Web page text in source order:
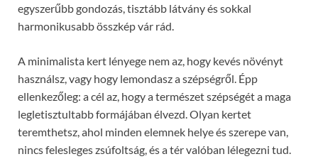
egyszerűbb gondozás, tisztább látvány és sokkal
harmonikusabb összkép vár rád.
A minimalista kert lényege nem az, hogy kevés növényt
használsz, vagy hogy lemondasz a szépségről. Épp
ellenkezőleg: a cél az, hogy a természet szépségét a maga
legletisztultabb formájában élvezd. Olyan kertet
teremthetsz, ahol minden elemnek helye és szerepe van,
nincs felesleges zsúfoltság, és a tér valóban lélegezni tud.